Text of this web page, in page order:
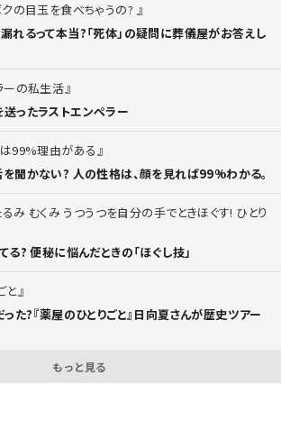
クの目玉を食べちゃうの?
れるって本当?「死体」の疑問に葬儀屋がお答えし
ーの私生活
ったラストエンペラー
99%理由がある
聞かない? 人の性格は、顔を見れば99%わかる。
み むくみ うつうつを自分の手でときほぐす! ひとり
る? 便秘に悩んだときの「ほぐし技」
と
った?『薬屋のひとりごと』日向夏さんが歴史ツアー
もっと見る